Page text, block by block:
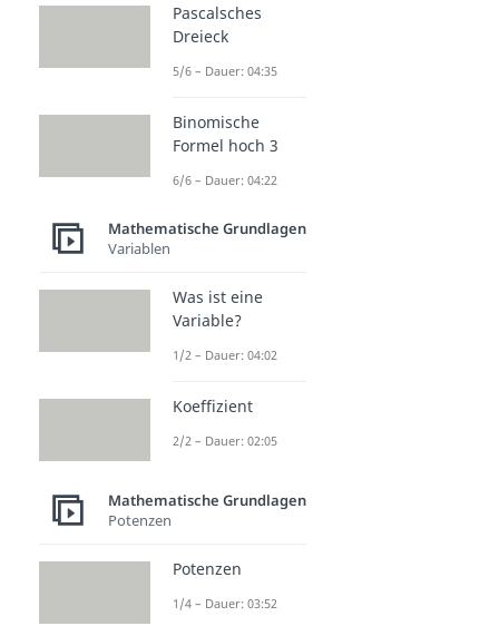
Pascalsches
Dreieck
5/6 – Dauer: 04:35
Binomische
Formel hoch 3
6/6 – Dauer: 04:22
Mathematische Grundlagen
Variablen
Was ist eine
Variable?
1/2 – Dauer: 04:02
Koeffizient
2/2 – Dauer: 02:05
Mathematische Grundlagen
Potenzen
Potenzen
1/4 – Dauer: 03:52